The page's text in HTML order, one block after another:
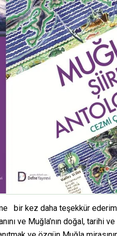
bir kez daha teşekkür
ve Muğla’nın doğal, tarihi